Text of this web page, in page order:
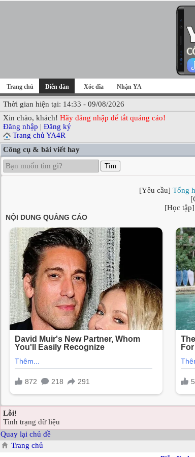
Trang chủ Diễn đàn Xóc đĩa Nhận YA
Thời gian hiện tại: 14:33 - 09/08/2026
Xin chào, khách! Hãy đăng nhập để tắt quảng cáo!
Đăng nhập | Đăng ký
Trang chủ YA4R
Công cụ & bài viết hay
Tìm
[Yêu cầu] Tổng
[Học tập]
Lỗi!
Tình trạng dữ liệu
Quay lại chủ đề
Trang chủ